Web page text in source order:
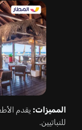
المميزات: يقدم
للنباتيين.